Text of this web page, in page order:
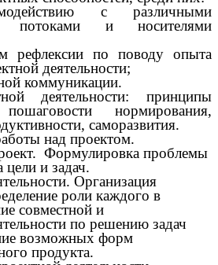
с различными
потоками и носителями
рефлексии по поводу опыта
деятельности;
коммуникации.
деятельности: принципы
пошаговости нормирования,
саморазвития.
над проектом.
Формулировка проблемы
цели и задач.
Организация
роли каждого в
совместной и
по решению задач
возможных форм
продукта.